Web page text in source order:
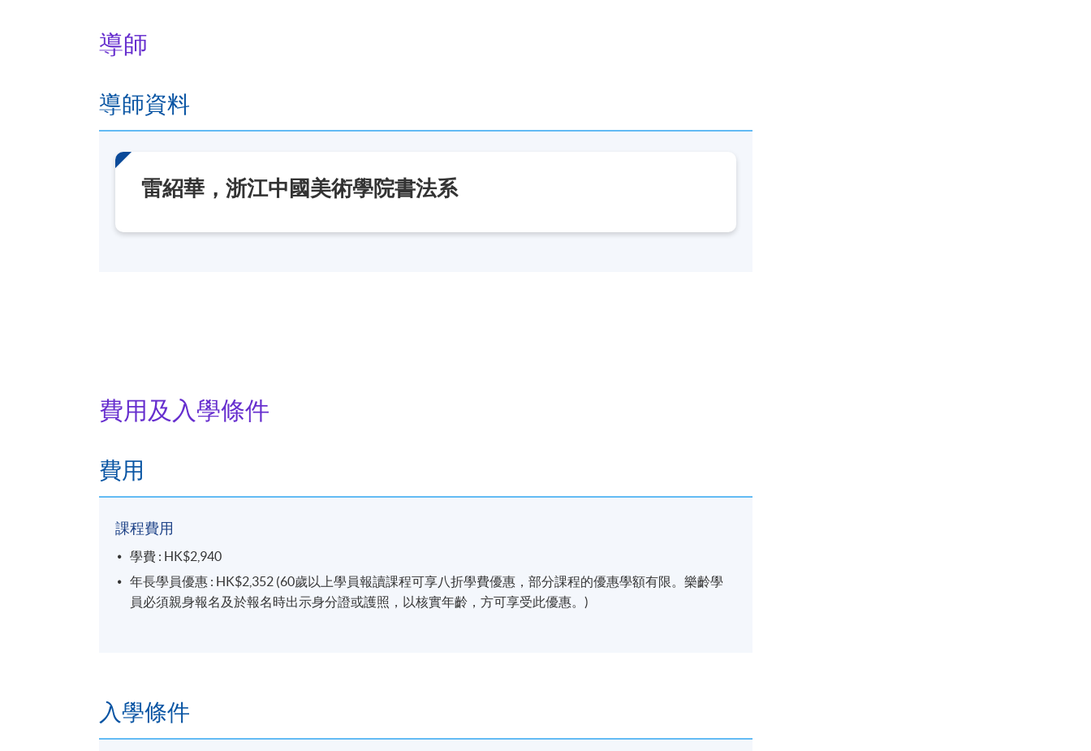
導師
導師資料
雷紹華，浙江中國美術學院書法系
費用及入學條件
費用
課程費用
學費 : HK$2,940
年長學員優惠 : HK$2,352 (60歲以上學員報讀課程可享八折學費優惠，部分課程的優惠學額有限。樂齡學
員必須親身報名及於報名時出示身分證或護照，以核實年齡，方可享受此優惠。)
入學條件